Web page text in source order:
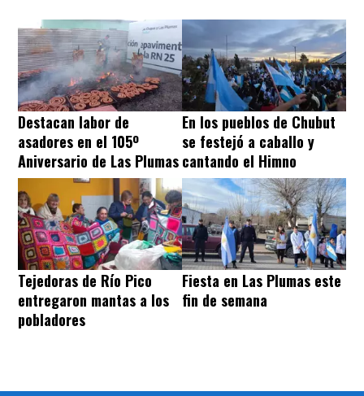
Destacan labor de
asadores en el 105º
Aniversario de Las Plumas
En los pueblos de Chubut
se festejó a caballo y
cantando el Himno
Tejedoras de Río Pico
entregaron mantas a los
pobladores
Fiesta en Las Plumas este
fin de semana